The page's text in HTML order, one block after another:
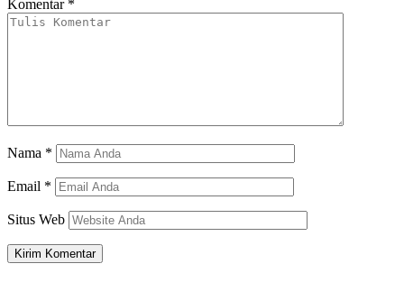
Komentar *
Nama *
Email *
Situs Web